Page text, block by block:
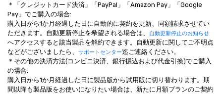
＊「クレジットカード決済」「PayPal」「Amazon Pay」「Google
Pay」でご購入の場合:
購入日から1か月経過した日に自動的に契約を更新、同額請求させてい
ただきます。自動更新停止を希望される場合は、
自動更新停止のお知らせ
へアクセスすると該当製品を解約できます。自動更新に関してご不明点
などがございましたら、 サポートセンター迄ご連絡ください。
＊その他の決済方法(コンビニ決済、銀行振込および代金引換)でご購入
の場合:
購入日から1か月経過した日に製品版から試用版に切り替わります。期
間以降も製品版をお使いになりたい場合は、新たに月額プランのご契約